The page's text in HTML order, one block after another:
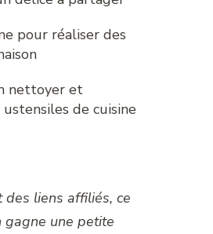
pour réaliser des
nettoyer et
de cuisine
des liens affiliés, ce
gagne une petite